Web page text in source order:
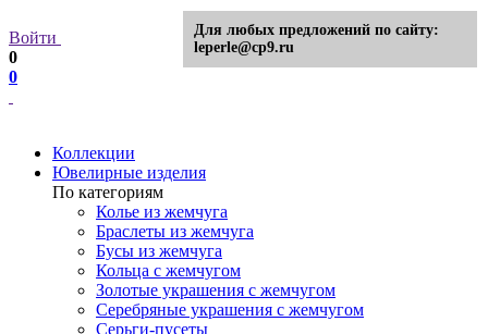
Войти
0
0
Коллекции
Ювелирные изделия
По категориям
Колье из жемчуга
Браслеты из жемчуга
Бусы из жемчуга
Кольца с жемчугом
Золотые украшения с жемчугом
Серебряные украшения с жемчугом
Серьги-пусеты
Для любых предложений по сайту:
leperle@cp9.ru